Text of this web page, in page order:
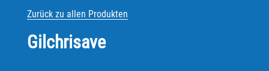
Zurück zu allen Produkten
Gilchrisave